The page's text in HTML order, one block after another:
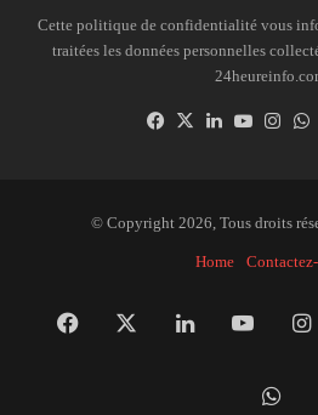
Cette politique de confidentialité vous
traitées les données personnelles
Facebook
X Linkedin
© Copyright 2026, Tous droits
Home
Facebook LinkedinYouTube